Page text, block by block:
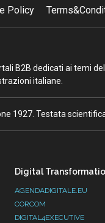
Policy
B2B dedicati ai temi
italiane.
1927. Testata
Digital
AGENDADIGITALE.EU
CORCOM
DIGITAL4EXECUTIVE